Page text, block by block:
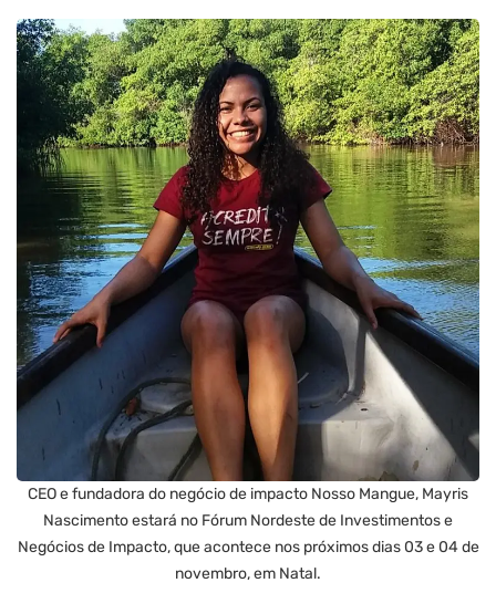
CEO e fundadora do negócio de impacto Nosso Mangue, Mayris
Nascimento estará no Fórum Nordeste de Investimentos e
Negócios de Impacto, que acontece nos próximos dias 03 e 04 de
novembro, em Natal.